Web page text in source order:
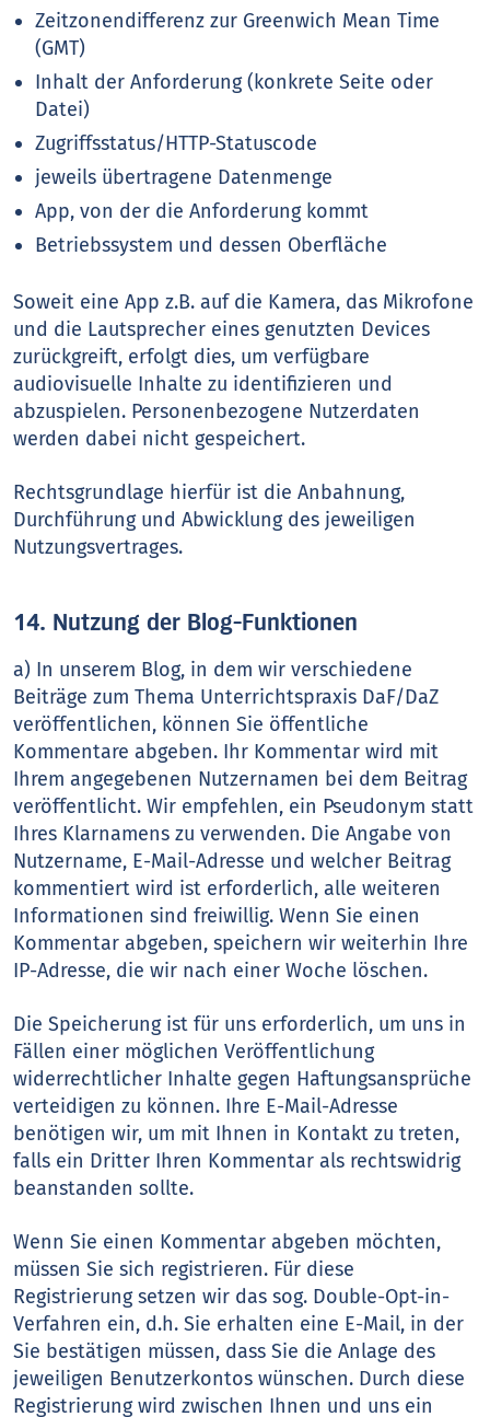
Zeitzonendifferenz zur Greenwich Mean Time
(GMT)
Inhalt der Anforderung (konkrete Seite oder
Datei)
Zugriffsstatus/HTTP-Statuscode
jeweils übertragene Datenmenge
App, von der die Anforderung kommt
Betriebssystem und dessen Oberfläche
Soweit eine App z.B. auf die Kamera, das Mikrofone
und die Lautsprecher eines genutzten Devices
zurückgreift, erfolgt dies, um verfügbare
audiovisuelle Inhalte zu identifizieren und
abzuspielen. Personenbezogene Nutzerdaten
werden dabei nicht gespeichert.
Rechtsgrundlage hierfür ist die Anbahnung,
Durchführung und Abwicklung des jeweiligen
Nutzungsvertrages.
14. Nutzung der Blog-Funktionen
a) In unserem Blog, in dem wir verschiedene
Beiträge zum Thema Unterrichtspraxis DaF/DaZ
veröffentlichen, können Sie öffentliche
Kommentare abgeben. Ihr Kommentar wird mit
Ihrem angegebenen Nutzernamen bei dem Beitrag
veröffentlicht. Wir empfehlen, ein Pseudonym statt
Ihres Klarnamens zu verwenden. Die Angabe von
Nutzername, E-Mail-Adresse und welcher Beitrag
kommentiert wird ist erforderlich, alle weiteren
Informationen sind freiwillig. Wenn Sie einen
Kommentar abgeben, speichern wir weiterhin Ihre
IP-Adresse, die wir nach einer Woche löschen.
Die Speicherung ist für uns erforderlich, um uns in
Fällen einer möglichen Veröffentlichung
widerrechtlicher Inhalte gegen Haftungsansprüche
verteidigen zu können. Ihre E-Mail-Adresse
benötigen wir, um mit Ihnen in Kontakt zu treten,
falls ein Dritter Ihren Kommentar als rechtswidrig
beanstanden sollte.
Wenn Sie einen Kommentar abgeben möchten,
müssen Sie sich registrieren. Für diese
Registrierung setzen wir das sog. Double-Opt-in-
Verfahren ein, d.h. Sie erhalten eine E-Mail, in der
Sie bestätigen müssen, dass Sie die Anlage des
jeweiligen Benutzerkontos wünschen. Durch diese
Registrierung wird zwischen Ihnen und uns ein